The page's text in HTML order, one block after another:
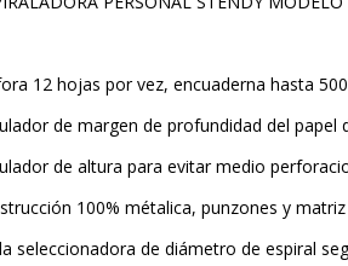
12 hojas por vez, encuaderna hasta
de margen de profundidad del papel
de altura para evitar medio
100% métalica, punzones y
seleccionadora de diámetro de espiral